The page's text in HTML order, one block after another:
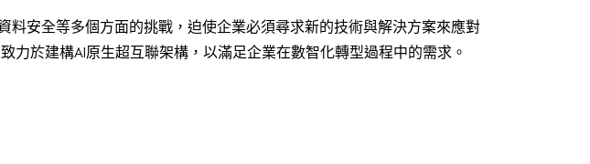
安全等多個方面的挑戰，迫使企業必須尋求新的技術與解決方案來應對
力於建構AI原生超互聯架構，以滿足企業在數智化轉型過程中的需求。